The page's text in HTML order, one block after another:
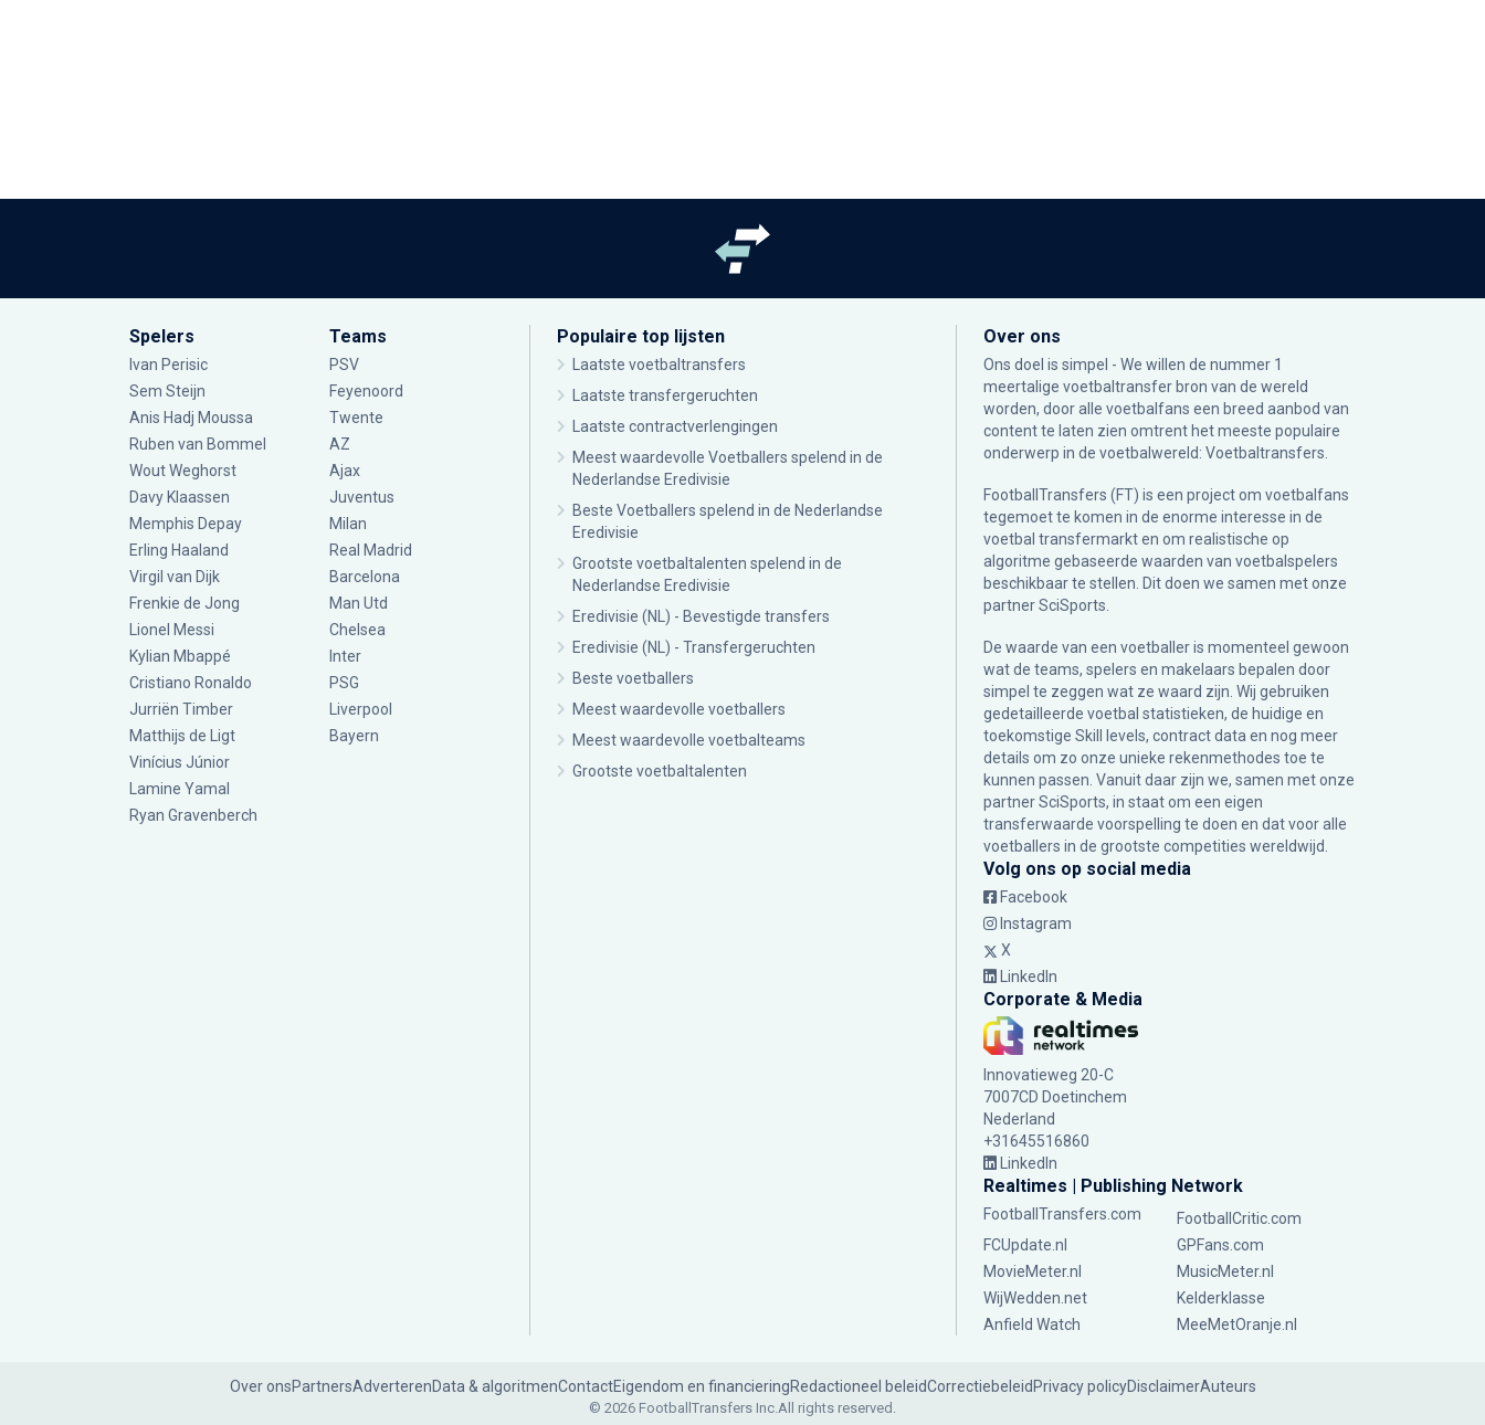
Spelers
Ivan Perisic
Sem Steijn
Anis Hadj Moussa
Ruben van Bommel
Wout Weghorst
Davy Klaassen
Memphis Depay
Erling Haaland
Virgil van Dijk
Frenkie de Jong
Lionel Messi
Kylian Mbappé
Cristiano Ronaldo
Jurriën Timber
Matthijs de Ligt
Vinícius Júnior
Lamine Yamal
Ryan Gravenberch
Teams
PSV
Feyenoord
Twente
AZ
Ajax
Juventus
Milan
Real Madrid
Barcelona
Man Utd
Chelsea
Inter
PSG
Liverpool
Bayern
Populaire top lijsten
Laatste voetbaltransfers
Laatste transfergeruchten
Laatste contractverlengingen
Meest waardevolle Voetballers spelend in de
Nederlandse Eredivisie
Beste Voetballers spelend in de Nederlandse
Eredivisie
Grootste voetbaltalenten spelend in de
Nederlandse Eredivisie
Eredivisie (NL) - Bevestigde transfers
Eredivisie (NL) - Transfergeruchten
Beste voetballers
Meest waardevolle voetballers
Meest waardevolle voetbalteams
Grootste voetbaltalenten
Over ons
Ons doel is simpel - We willen de nummer 1
meertalige voetbaltransfer bron van de wereld
worden, door alle voetbalfans een breed aanbod van
content te laten zien omtrent het meeste populaire
onderwerp in de voetbalwereld: Voetbaltransfers.
FootballTransfers (FT) is een project om voetbalfans
tegemoet te komen in de enorme interesse in de
voetbal transfermarkt en om realistische op
algoritme gebaseerde waarden van voetbalspelers
beschikbaar te stellen. Dit doen we samen met onze
partnerSciSports
De waarde van een voetballer is momenteel gewoon
wat de teams, spelers en makelaars bepalen door
simpel te zeggen wat ze waard zijn. Wij gebruiken
gedetailleerde voetbal statistieken, de huidige en
toekomstige Skill levels, contract data en nog meer
details om zo onze unieke rekenmethodes toe te
kunnen passen. Vanuit daar zijn we, samen met onze
partner SciSports, in staat om een eigen
transferwaarde voorspelling te doen en dat voor alle
voetballers in de grootste competities wereldwijd.
Volg ons op social media
Facebook
Instagram
X
LinkedIn
Corporate & Media
Innovatieweg 20-C
7007CD Doetinchem
Nederland
+31645516860
LinkedIn
Realtimes | Publishing Network
FootballTransfers.com
FootballCritic.com
FCUpdate.nl
GPFans.com
MovieMeter.nl
MusicMeter.nl
WijWedden.net
Kelderklasse
Anfield Watch
MeeMetOranje.nl
Over onsPartnersAdverterenData & algoritmenContactEigendom en financieringRedactioneel beleidCorrectiebeleid Privacy policyDisclaimerAuteurs
© 2026 FootballTransfers Inc.All rights reserved.